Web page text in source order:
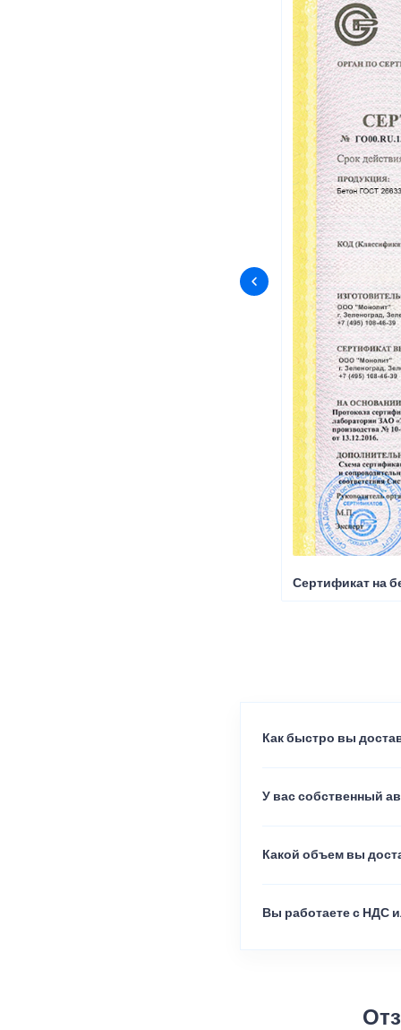
Сертификат на
Как быстро вы
У вас собственный
Какой объем вы
Вы работаете с НДС